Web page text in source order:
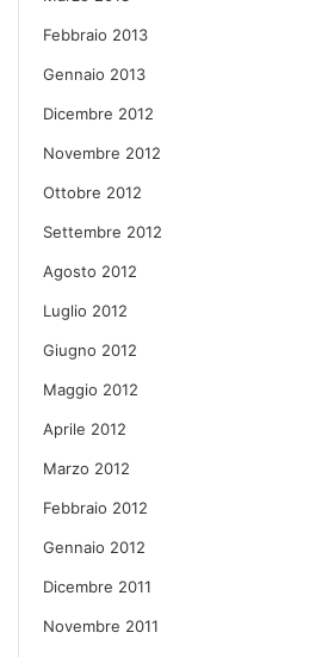
Febbraio 2013
Gennaio 2013
Dicembre 2012
Novembre 2012
Ottobre 2012
Settembre 2012
Agosto 2012
Luglio 2012
Giugno 2012
Maggio 2012
Aprile 2012
Marzo 2012
Febbraio 2012
Gennaio 2012
Dicembre 2011
Novembre 2011